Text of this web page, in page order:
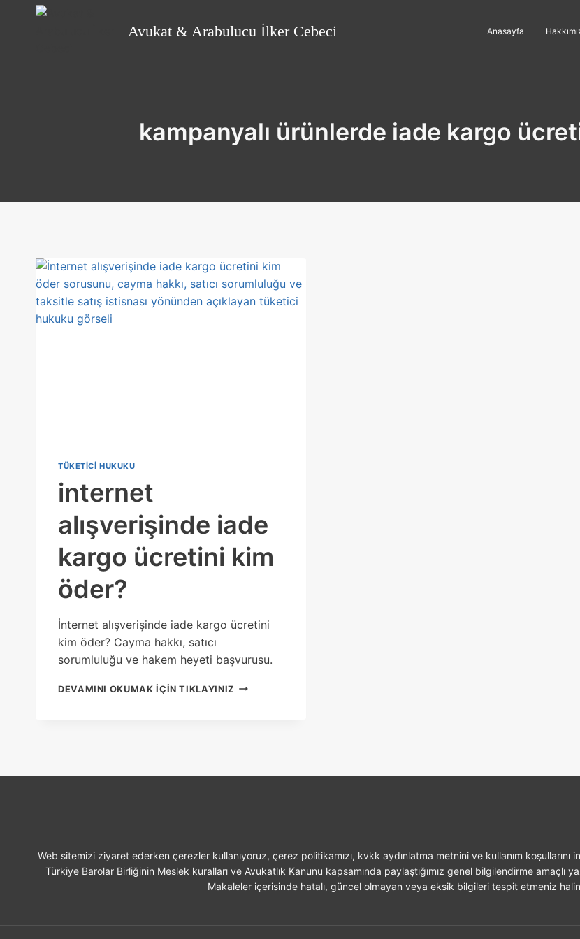
Avukat & Arabulucu İlker Cebeci Anasayfa
kampanyalı ürünlerde iade kargo
TÜKETICI HUKUKU
internet
alışverişinde iade
kargo ücretini kim
öder?
İnternet alışverişinde iade kargo ücretini
kim öder? Cayma hakkı, satıcı
sorumluluğu ve hakem heyeti başvurusu.
DEVAMINI OKUMAK IÇIN TIKLAYINIZ INTERNET
Web sitemizi ziyaret ederken çerezler kullanıyoruz, çerez politikamızı, kvkk aydınlatma metnini ve kullanım
Türkiye Barolar Birliğinin Meslek kuralları ve Avukatlık Kanunu kapsamında paylaştığımız genel bilgilendirme amaçlı
Makaleler içerisinde hatalı, güncel olmayan veya eksik bilgileri tespit etmeniz